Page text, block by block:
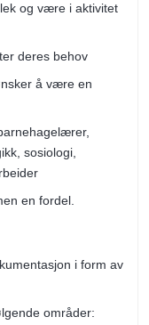
og være i aktivitet
deres behov
å være en
sosiologi,
en fordel.
i form av
områder: